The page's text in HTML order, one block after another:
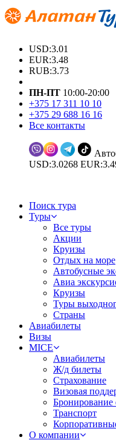
USD:3.01
EUR:3.48
RUB:3.73
ПН-ПТ 10:00-20:00
+375 17 311 10 10
+375 29 688 16 16
Все контакты
USD:3.0268
Поиск тура
Туры
Все туры
Акции
Круизы
Отдых на море
Автобусные
Авиа
Круизы
Туры
Страны
Авиабилеты
Визы
MICE
Авиабилеты
Ж/д билеты
Страхование
Визовая
Бронирование
Транспорт
О компании